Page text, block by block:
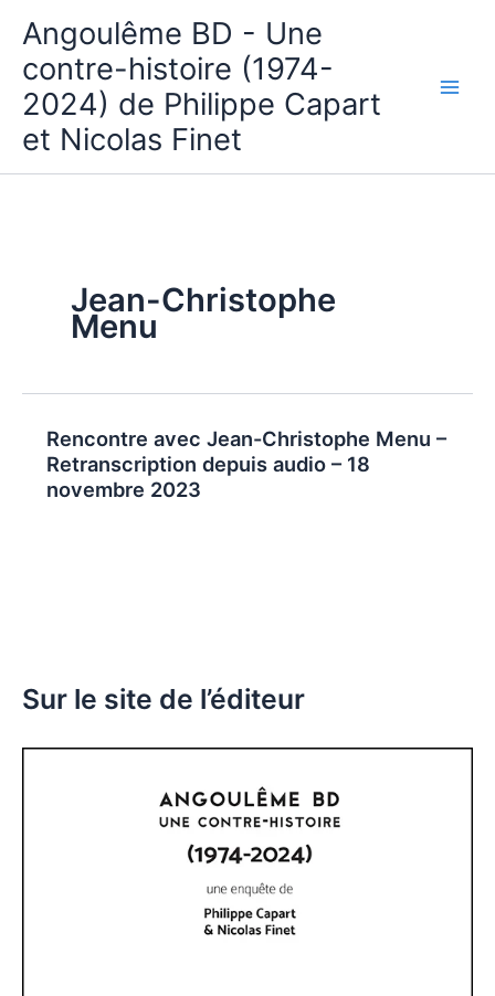
contenu
Angoulême BD - Une
contre-histoire (1974-
2024) de Philippe Capart
et Nicolas Finet
Sur le site de l’éditeur
Jean-Christophe
Menu
Rencontre avec Jean-Christophe Menu –
Retranscription depuis audio – 18
novembre 2023